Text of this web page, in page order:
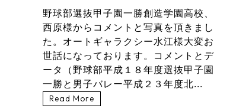
野球部選抜甲子園一勝創造学園高校、
西原様からコメントと写真を頂きまし
た。オートギャラクシー水江様大変お
世話になっております。コメントとデ
ータ（野球部平成１８年度選抜甲子園
一勝と男子バレー平成２３年度北...
Read More